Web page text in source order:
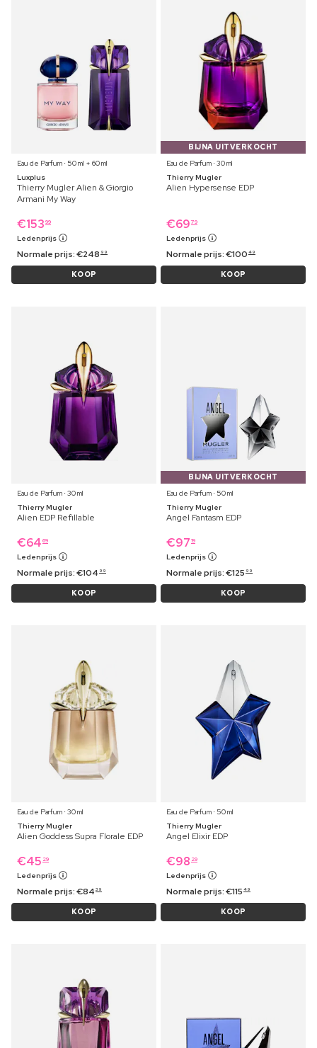
Eau de Parfum ⋅ 50 ml + 60 ml
Luxplus
Thierry Mugler Alien & Giorgio
Armani My Way
€153 99
Ledenprijs
Normale prijs:€248 99
KOOP
BIJNA UITVERKOCHT
Eau de Parfum ⋅ 30 ml
Thierry Mugler
Alien Hypersense EDP
€69 79
Ledenprijs
Normale prijs:€100 49
KOOP
Eau de Parfum ⋅ 30 ml
Thierry Mugler
Alien EDP Refillable
€64 69
Ledenprijs
Normale prijs:€104 99
KOOP
BIJNA UITVERKOCHT
Eau de Parfum ⋅ 50 ml
Thierry Mugler
Angel Fantasm EDP
€97 19
Ledenprijs
Normale prijs:€125 99
KOOP
Eau de Parfum ⋅ 30 ml
Thierry Mugler
Alien Goddess Supra Florale EDP
€45 29
Ledenprijs
Normale prijs:€84 39
KOOP
Eau de Parfum ⋅ 50 ml
Thierry Mugler
Angel Elixir EDP
€98 29
Ledenprijs
Normale prijs:€115 49
KOOP